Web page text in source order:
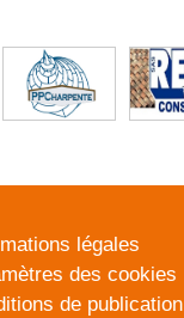
légales
des cookies
de publication